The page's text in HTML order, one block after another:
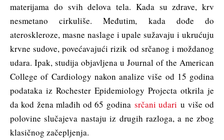
materijama do svih delova tela. Kada su zdrave, krv
nesmetano cirkuliše. Međutim, kada dođe do
ateroskleroze, masne naslage i upale sužavaju i ukrućuju
krvne sudove, povećavajući rizik od srčanog i moždanog
udara. Ipak, studija objavljena u Journal of the American
College of Cardiology nakon analize više od 15 godina
podataka iz Rochester Epidemiology Projecta otkrila je
da kod žena mlađih od 65 godina srčani udari u više od
polovine slučajeva nastaju iz drugih razloga, a ne zbog
klasičnog začepljenja.